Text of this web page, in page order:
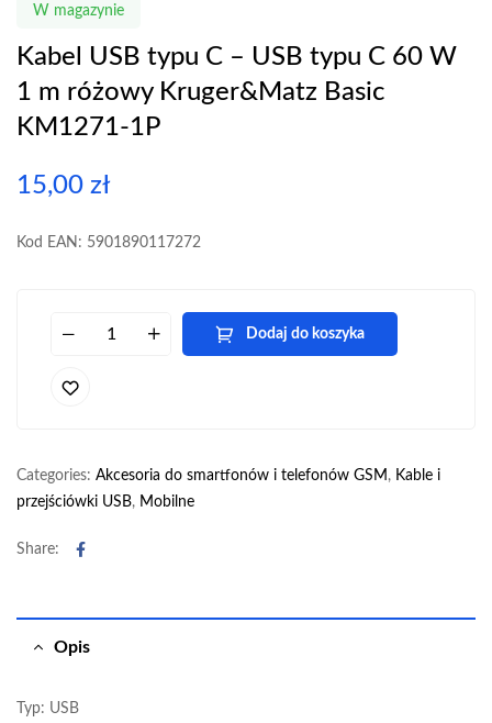
W magazynie
Kabel USB typu C – USB typu C 60 W
1 m różowy Kruger&Matz Basic
KM1271-1P
15,00 zł
Kod EAN: 5901890117272
Dodaj do koszyka
Categories: Akcesoria do smartfonów i telefonów GSM , Kable i
przejściówki USB, Mobilne
Share: Facebook
Opis
Typ: USB